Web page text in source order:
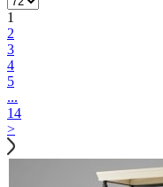
1
2
3
4
5
...
14
>